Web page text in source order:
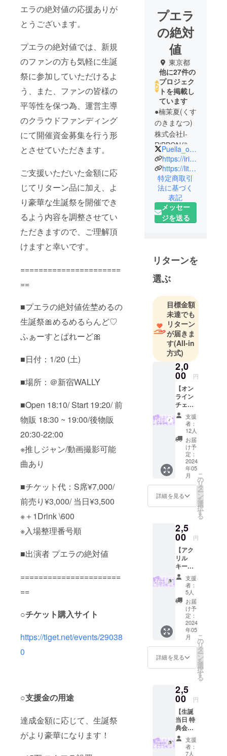
エラの絶対値の応援ありが
とうございます。
プエラの絶対値では、新規
のファンの方も気軽に生誕
祭に参加していただけるよ
う、また、ファンの皆様の
平等性を保つ為、運営主導
のクラウドファンディング
にて開催資金募集を行う形
とさせていただきます。
ご支援いただいた金額に応
じてリターン品に加え、よ
り豪華な生誕祭を開催でき
るよう内容を調整させてい
ただきますので、ご理解頂
けますと幸いです。
======================
==
■プエラの絶対値佐埜めるの
生誕祭🎀めるめるらんど♡
ふぁーすとぱれーど🎀
■日付：1/20 (土)
■場所：＠新宿WALLY
■Open 18:10/ Start 19:20/ 前
物販 18:30 ~ 19:00/後物販
20:30-22:00
※推しジャン/動画撮影可能
曲あり
■チケット代：S席¥7,000/
前売り¥3,000/ 当日¥3,500
※＋1Drink \600
※入場整理番号順
■出演者 プエラの絶対値
======================
==
○チケット購入サイト
https://tiget.net/events/29038
0
○支援金の用途
達成金額に応じて、生誕祭
がより豪華になります！
プエラ
の絶対
値
東京都
他に27件の
プロジェク
トを掲載し
ています
●楠茉夏(くす
のきまなつ)
株式会社I-
RiBBON代
表。
1998年8月
14日生ま
れ。茨城県
出身。
2018年にア
イドルとし
演者として
の活動以外
にも、アイ
イベント
「まっちゃ
フェス」を
主催し、過
去に5回ほど
開催をして
いる。
また、2021
年津田塾大
学数学科を
卒業し、高
校数学教員
免許を取
趣味はサウ
ナ。
Puella_official
https://iribbon.net/
https://lit.link/kusunokimanatsu
特定商取引
法に基づく
表記
メッセー
ジを送る
リターンを
選ぶ
目標金額
未達でも
リターン
が届きま
す(All-in
方式)
2,0
00 円
【オン
ライン
チェ
キ】
（後日
郵送の
み）(送
料込) サ
イン＋
メッ
セージ
＆後日
配信に
てお名
前読み
上げ！
に、10
枚購入
で生誕
限定ト
レカ付
き！ ※
備考欄
にニッ
クネー
ムを記
載して
くださ
い。
支援
者：
12人
お届
け予
定：
2024
年05
月
詳細を見る
こ
の
リ
タ
ー
ン
を
選
択
す
る
2,5
00 円
【アク
リル
キーホ
ルダー
(生誕T
のイラ
スト) 】
（後日
郵送の
み）(送
料込) ※
備考欄
にニッ
クネー
ムを記
載して
い。
支援
者：
5人
お届
け予
定：
2024
年05
月
詳細を見る
こ
の
リ
タ
ー
ン
を
選
択
す
る
2,5
00 円
【生誕
当日 特
典会で
使える
20秒動
画 (ソロ
支援
者：
7人